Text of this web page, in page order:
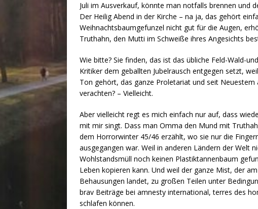
Juli im Ausverkauf, könnte man notfalls brennen und
Der Heilig Abend in der Kirche – na ja, das gehört
Weihnachtsbaumgefunzel nicht gut für die Augen,
Truthahn, den Mutti im Schweiße ihres Angesichts
Wie bitte? Sie finden, das ist das übliche Feld-Wald-
Kritiker dem geballten Jubelrausch entgegen setzt,
Ton gehört, das ganze Proletariat und seit Neuestem
verachten? – Vielleicht.
Aber vielleicht regt es mich einfach nur auf, dass
mit mir singt. Dass man Omma den Mund mit
dem Horrorwinter 45/46 erzählt, wo sie nur die
ausgegangen war. Weil in anderen Ländern der Welt
Wohlstandsmüll noch keinen Plastiktannenbaum
Leben kopieren kann. Und weil der ganze Mist, der
Behausungen landet, zu großen Teilen unter
brav Beiträge bei amnesty international, terres des
schlafen können.